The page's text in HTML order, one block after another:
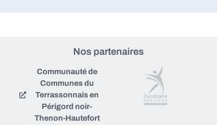
Nos partenaires
Communauté de
Communes du
Terrassonnais en
Périgord noir-
Thenon-Hautefort